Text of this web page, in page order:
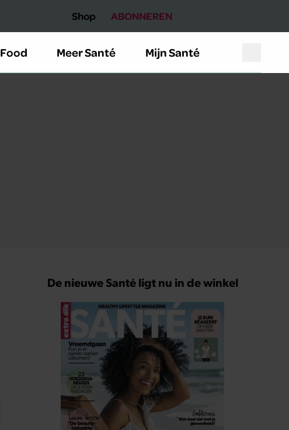
Shop ABONNEREN
Food Meer Santé Mijn Santé
De nieuwe Santé ligt nu in de winkel